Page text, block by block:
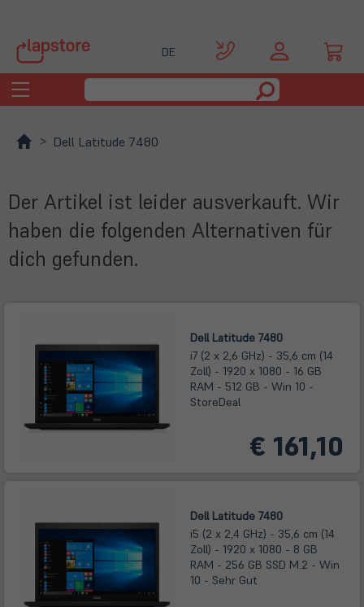
DE
Toggle
navigation
Dell Latitude 7480
Der Artikel ist leider ausverkauft. Wir
haben die folgenden Alternativen für
dich gefunden.
Dell Latitude 7480
i7 (2 x 2,6 GHz) - 35,6 cm (14
Zoll) - 1920 x 1080 - 16 GB
RAM - 512 GB - Win 10 -
StoreDeal
€ 161,10
Dell Latitude 7480
i5 (2 x 2,4 GHz) - 35,6 cm (14
Zoll) - 1920 x 1080 - 8 GB
RAM - 256 GB SSD M.2 - Win
10 - Sehr Gut